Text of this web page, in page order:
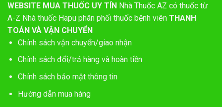
WEBSITE MUA THUỐC UY TÍN Nhà Thuốc AZ có thuốc từ
A-Z Nhà thuốc Hapu phân phối thuốc bệnh viên THANH
TOÁN VÀ VẬN CHUYỂN
Chính sách vận chuyển/giao nhận
Chính sách đổi/trả hàng và hoàn tiền
Chính sách bảo mật thông tin
Hướng dẫn mua hàng